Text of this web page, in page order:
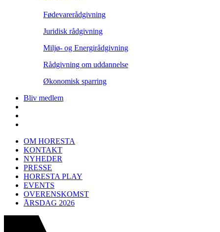
Fødevarerådgivning
Juridisk rådgivning
Miljø- og Energirådgivning
Rådgivning om uddannelse
Økonomisk sparring
Bliv medlem
OM HORESTA
KONTAKT
NYHEDER
PRESSE
HORESTA PLAY
EVENTS
OVERENSKOMST
ÅRSDAG 2026